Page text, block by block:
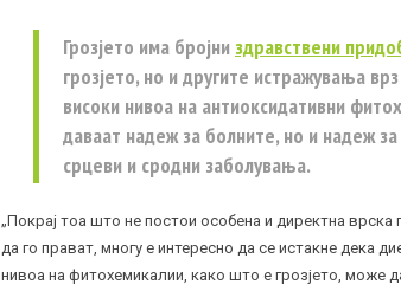
Грозјето има бројни здравствени
грозјето, но и другите истражувања
високи нивоа на антиоксидативни
даваат надеж за болните, но и надеж
срцеви и сродни заболувања.
„Покрај тоа што не постои особена и директна врска
да го прават, многу е интересно да се истакне дека
нивоа на фитохемикалии, како што е грозјето, може